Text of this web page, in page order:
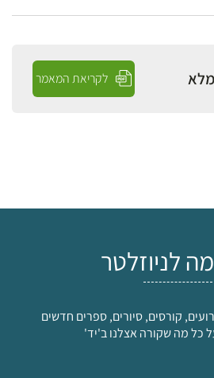
לקריאת המאמר
לניוזלטר
קורסים, סיורים, ספרים חדשים
כל מה שקורה אצלנו ב'יד'